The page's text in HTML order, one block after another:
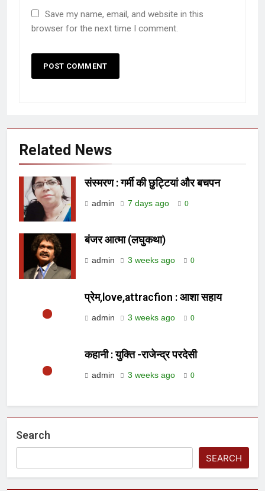
Save my name, email, and website in this
browser for the next time I comment.
Related News
संस्मरण : गर्मी की छुट्टियां और बचपन
admin 7 days ago 0
बंजर आत्मा (लघुकथा)
admin 3 weeks ago 0
प्रेम,love,attracfion : आशा सहाय
admin 3 weeks ago 0
कहानी : युक्ति -राजेन्द्र परदेसी
admin 3 weeks ago 0
Search
SEARCH